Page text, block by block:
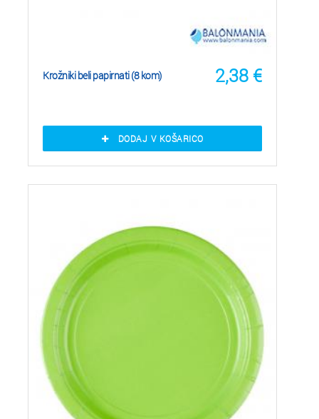
2,38 €
Krožniki beli papirnati (8 kom)
DODAJ V KOŠARICO